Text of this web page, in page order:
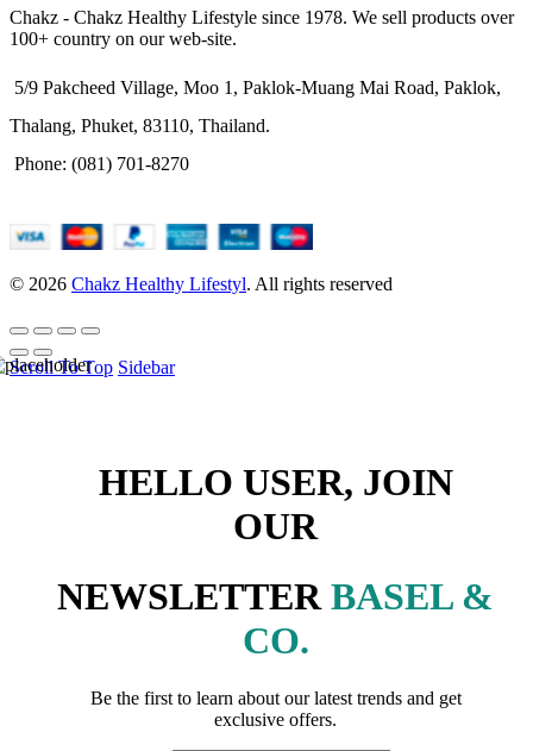
Chakz - Chakz Healthy Lifestyle since 1978. We sell products over
100+ country on our web-site.
5/9 Pakcheed Village, Moo 1, Paklok-Muang Mai Road, Paklok,
Thalang, Phuket, 83110, Thailand.
Phone: (081) 701-8270
© 2026 Chakz Healthy Lifestyl. All rights reserved
Scroll To Top Sidebar
HELLO USER, JOIN
OUR
NEWSLETTER BASEL &
CO.
Be the first to learn about our latest trends and get
exclusive offers.